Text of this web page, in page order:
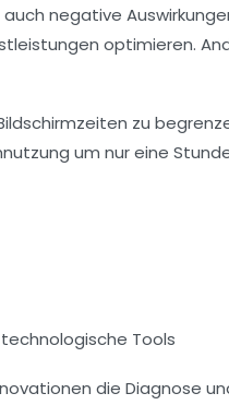
negative
optimieren.
zu
um nur eine
Tools
die Diagnose